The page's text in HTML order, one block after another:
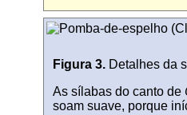
Figura 3.Detalhes da
As sílabas do canto de
soam suave, porque